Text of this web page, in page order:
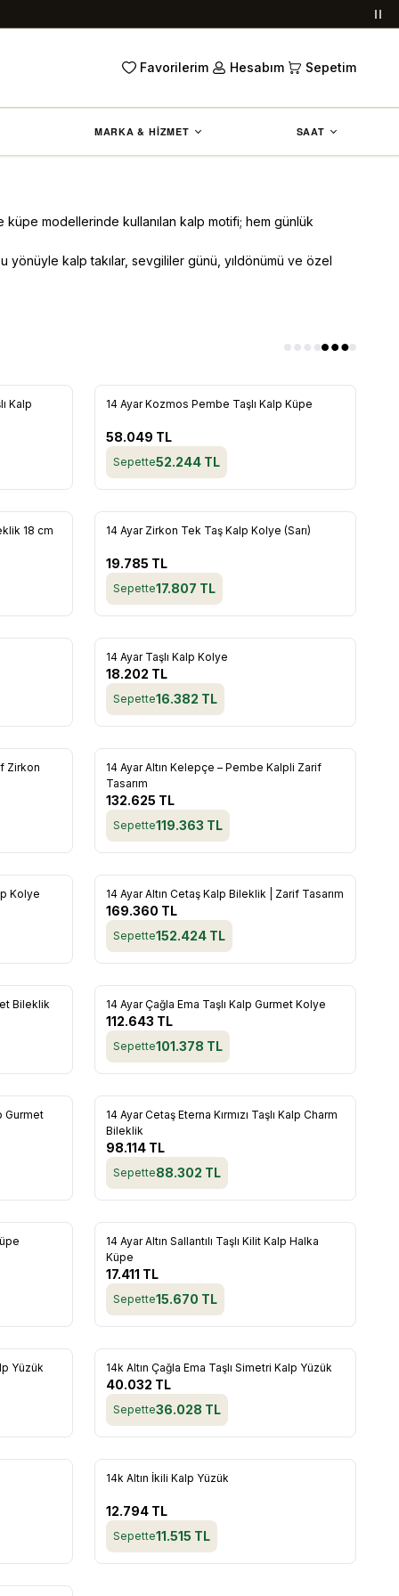
Favorilerim Hesabım Sepetim
MARKA & HİZMET SAAT
küpe modellerinde kullanılan kalp motifi; hem günlük
yönüyle kalp takılar, sevgililer günü, yıldönümü ve özel
Kalp
Yeni
14 Ayar Kozmos Pembe Taşlı Kalp Küpe
58.049 TL
Sepette52.244 TL
18 cm 14 Ayar Zirkon Tek Taş Kalp Kolye (Sarı)
19.785 TL
Sepette17.807 TL
Favorilere Ekle
14 Ayar Taşlı Kalp Kolye
18.202 TL
Sepette16.382 TL
Zirkon
Favorilere Ekle
14 Ayar Altın Kelepçe – Pembe Kalpli Zarif
Tasarım
132.625 TL
Sepette119.363 TL
Kolye
Favorilere Ekle
14 Ayar Altın Cetaş Kalp Bileklik | Zarif Tasarım
169.360 TL
Sepette152.424 TL
Bileklik
Favorilere Ekle
14 Ayar Çağla Ema Taşlı Kalp Gurmet Kolye
112.643 TL
Sepette101.378 TL
Gurmet
Favorilere Ekle
14 Ayar Cetaş Eterna Kırmızı Taşlı Kalp Charm
Bileklik
98.114 TL
Sepette88.302 TL
Favorilere Ekle
14 Ayar Altın Sallantılı Taşlı Kilit Kalp Halka
Küpe
17.411 TL
Sepette15.670 TL
Yüzük
Favorilere Ekle
14k Altın Çağla Ema Taşlı Simetri Kalp Yüzük
40.032 TL
Sepette36.028 TL
14k Altın İkili Kalp Yüzük
12.794 TL
Sepette11.515 TL